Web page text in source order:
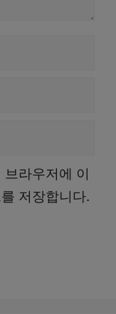
라우저에 이
저장합니다.